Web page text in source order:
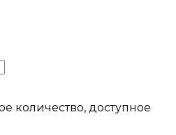
количество, доступное